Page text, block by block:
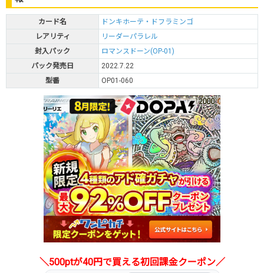
カード名
ドンキホーテ・ドフラミンゴ
レアリティ
リーダーパラレル
封入パック
ロマンスドーン(OP-01)
パック発売日
2022.7.22
型番
OP01-060
＼500ptが40円で買える初回課金クーポン／